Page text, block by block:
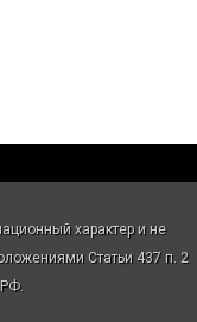
характер и не
Статьи 437 п. 2